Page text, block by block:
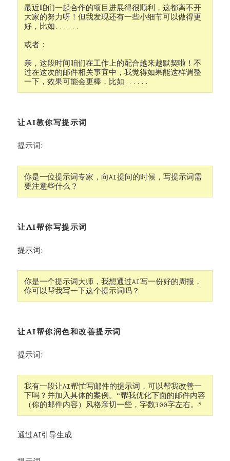
最近咱们一起合作的项目进展得很顺利，这都离不开
大家的努力呀！但我发现还有一些小细节可以做得更
好，比如......
或者：
亲，这段时间咱们在工作上的配合越来越默契啦！不
过在这次的邮件相关事宜中，我觉得如果能这样调整
让AI教你写提示词
提示词:
你是一位提示词专家，向AI提问的时候，写提示词需
要注意些什么？
让AI帮你写提示词
提示词:
你是一个提示词大师，我想通过AI写一份好的周报，
你可以帮我写一下这个提示词吗？
让AI帮你润色和改善提示词
提示词:
我有一段让AI帮忙写邮件的提示词，可以帮我改善一
下吗？并加入具体的案例。“帮我优化下面的邮件内容
（你的邮件内容）风格亲切一些，字数300字左右。”
通过AI引导生成